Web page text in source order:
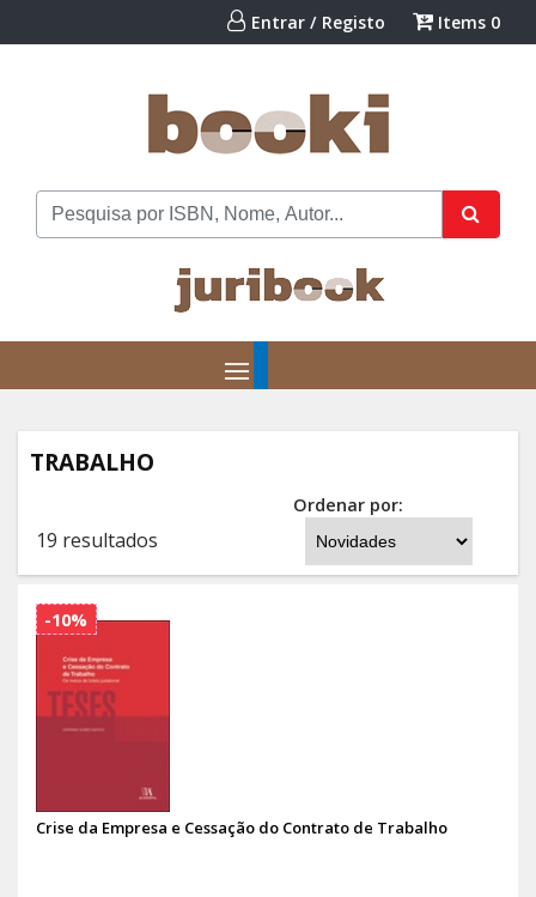
Entrar / Registo Items 0
TRABALHO
19 resultados
Ordenar por:
Crise da Empresa e Cessação do Contrato de Trabalho
-10%